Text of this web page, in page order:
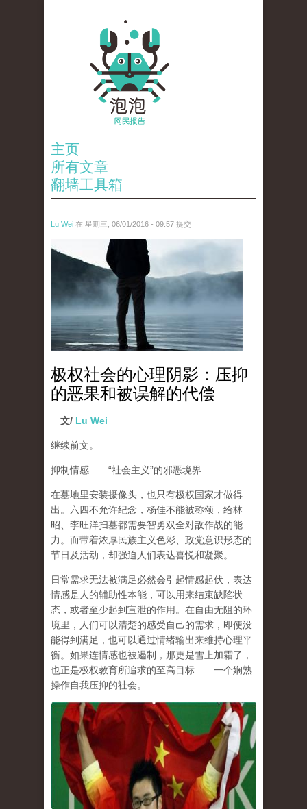
主页
所有文章
翻墙工具箱
Lu Wei 在 星期三, 06/01/2016 - 09:57 提交
wen_tou_tu_2.jpg
极权社会的心理阴影：压抑
的恶果和被误解的代偿
文/ Lu Wei
继续前文。
抑制情感——“社会主义”的邪恶境界
在墓地里安装摄像头，也只有极权国家才做得
出。六四不允许纪念，杨佳不能被称颂，给林
昭、李旺洋扫墓都需要智勇双全对敌作战的能
力。而带着浓厚民族主义色彩、政党意识形态的
节日及活动，却强迫人们表达喜悦和凝聚。
日常需求无法被满足必然会引起情感起伏， 表达
情感是人的辅助性本能，可以用来结束缺陷状
态，或者至少起到宣泄的作用 。在自由无阻的环
境里，人们可以清楚的感受自己的需求，即便没
能得到满足，也可以通过情绪输出来维持心理平
衡。如果连情感也被遏制，那更是雪上加霜了，
也正是极权教育所追求的至高目标——一个娴熟
操作自我压抑的社会。